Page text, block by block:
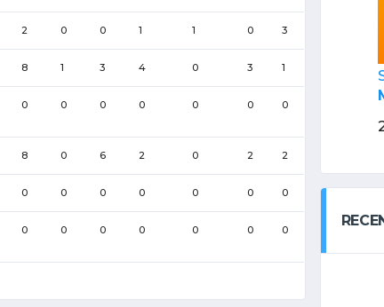
2 0 0 1 1 0 3
8 1 3 4 0 3 1
0 0 0 0 0 0 0
8 0 6 2 0 2 2
0 0 0 0 0 0 0
0 0 0 0 0 0 0